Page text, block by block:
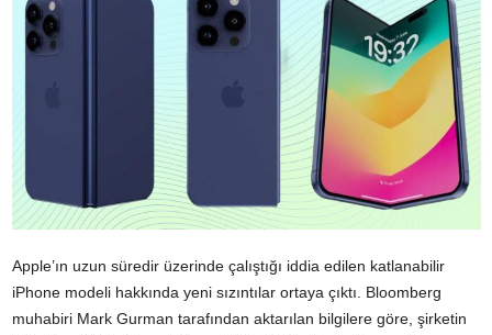
Apple’ın uzun süredir üzerinde çalıştığı iddia edilen katlanabilir
iPhone modeli hakkında yeni sızıntılar ortaya çıktı. Bloomberg
muhabiri Mark Gurman tarafından aktarılan bilgilere göre, şirketin